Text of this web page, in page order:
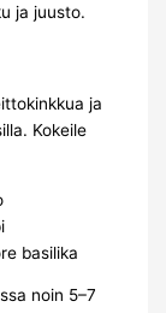
ja juusto.
ja
Kokeile
basilika
noin 5–7